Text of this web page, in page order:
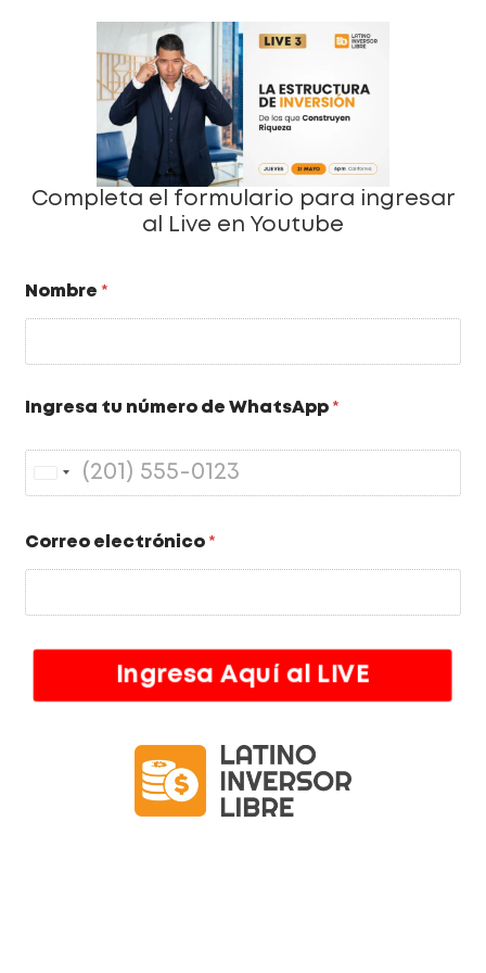
Completa el formulario para ingresar
al Live en Youtube
Nombre *
Ingresa tu número de WhatsApp *
United States +1
Correo electrónico *
Ingresa Aquí al LIVE